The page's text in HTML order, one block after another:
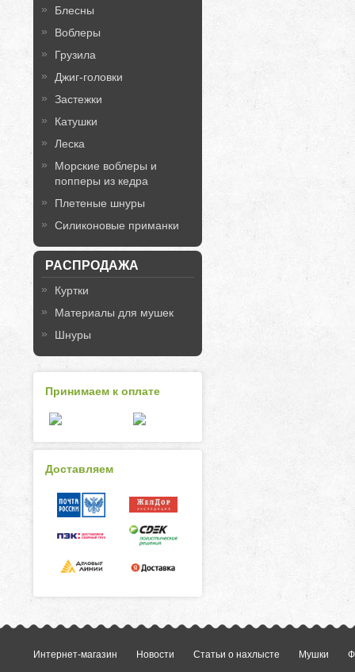
Блесны
Воблеры
Грузила
Джиг-головки
Застежки
Катушки
Леска
Морские воблеры и
попперы из кедра
Плетеные шнуры
Силиконовые приманки
РАСПРОДАЖА
Куртки
Материалы для мушек
Шнуры
Принимаем к оплате
Доставляем
Интернет-магазин Новости Статьи о нахлысте Мушки